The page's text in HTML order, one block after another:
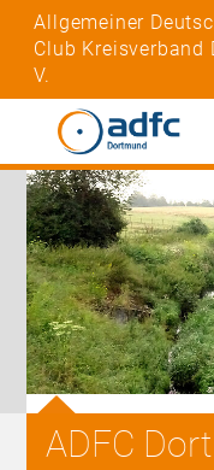
Allgemeiner
Club Kreisverband
V.
ADFC